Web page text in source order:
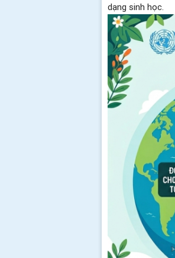
dạng sinh học.